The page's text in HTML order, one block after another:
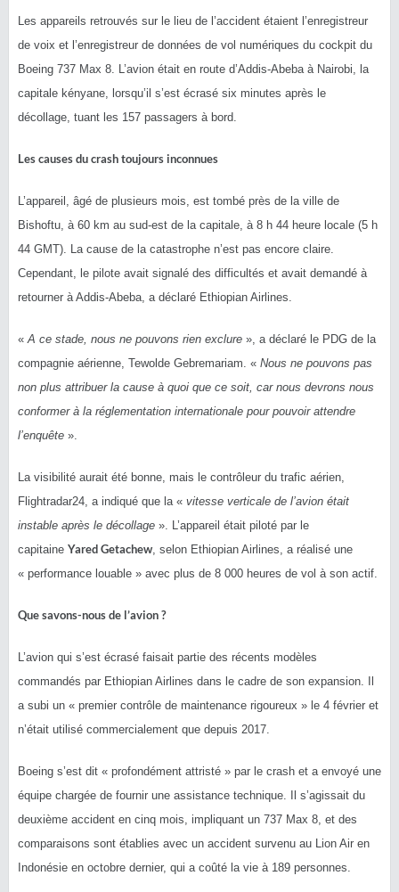
Les appareils retrouvés sur le lieu de l’accident étaient l’enregistreur
de voix et l’enregistreur de données de vol numériques du cockpit du
Boeing 737 Max 8. L’avion était en route d’Addis-Abeba à Nairobi, la
capitale kényane, lorsqu’il s’est écrasé six minutes après le
décollage, tuant les 157 passagers à bord.
Les causes du crash toujours inconnues
L’appareil, âgé de plusieurs mois, est tombé près de la ville de
Bishoftu, à 60 km au sud-est de la capitale, à 8 h 44 heure locale (5 h
44 GMT). La cause de la catastrophe n’est pas encore claire.
Cependant, le pilote avait signalé des difficultés et avait demandé à
retourner à Addis-Abeba, a déclaré Ethiopian Airlines.
«A ce stade, nous ne pouvons rien exclure », a déclaré le PDG de la
compagnie aérienne, Tewolde Gebremariam. « Nous ne pouvons pas
non plus attribuer la cause à quoi que ce soit, car nous devrons nous
conformer à la réglementation internationale pour pouvoir attendre
l’enquête ».
La visibilité aurait été bonne, mais le contrôleur du trafic aérien,
Flightradar24, a indiqué que la « vitesse verticale de l’avion était
instable après le décollage ». L’appareil était piloté par le
capitaine Yared Getachew, selon Ethiopian Airlines, a réalisé une
« performance louable » avec plus de 8 000 heures de vol à son actif.
Que savons-nous de l’avion ?
L’avion qui s’est écrasé faisait partie des récents modèles
commandés par Ethiopian Airlines dans le cadre de son expansion. Il
a subi un « premier contrôle de maintenance rigoureux » le 4 février et
n’était utilisé commercialement que depuis 2017.
Boeing s’est dit « profondément attristé » par le crash et a envoyé une
équipe chargée de fournir une assistance technique. Il s’agissait du
deuxième accident en cinq mois, impliquant un 737 Max 8, et des
comparaisons sont établies avec un accident survenu au Lion Air en
Indonésie en octobre dernier, qui a coûté la vie à 189 personnes.